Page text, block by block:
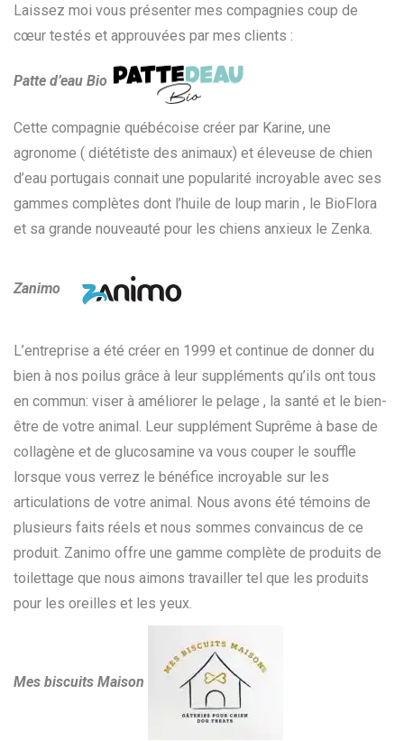
Laissez moi vous présenter mes compagnies coup de
cœur testés et approuvées par mes clients :
Patte d’eau Bio
Cette compagnie québécoise créer par Karine, une
agronome ( diététiste des animaux) et éleveuse de chien
d’eau portugais connait une popularité incroyable avec ses
gammes complètes dont l’huile de loup marin , le BioFlora
et sa grande nouveauté pour les chiens anxieux le Zenka.
Zanimo
L’entreprise a été créer en 1999 et continue de donner du
bien à nos poilus grâce à leur suppléments qu’ils ont tous
en commun: viser à améliorer le pelage , la santé et le bien-
être de votre animal. Leur supplément Suprême à base de
collagène et de glucosamine va vous couper le souffle
lorsque vous verrez le bénéfice incroyable sur les
articulations de votre animal. Nous avons été témoins de
plusieurs faits réels et nous sommes convaincus de ce
produit. Zanimo offre une gamme complète de produits de
toilettage que nous aimons travailler tel que les produits
pour les oreilles et les yeux.
Mes biscuits Maison